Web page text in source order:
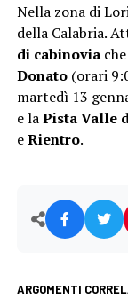
Nella zona di
della Calabria.
di cabinoviache
Donato(orari
martedì 13
e laPista Valle
eRientro.
ARGOMENTI